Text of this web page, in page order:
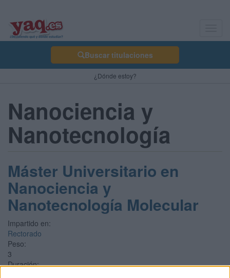
Buscar titulaciones
¿Dónde estoy?
Nanociencia y
Nanotecnología
Máster Universitario en
Nanociencia y
Nanotecnología Molecular
Impartido en:
Rectorado
Peso:
3
Duración: